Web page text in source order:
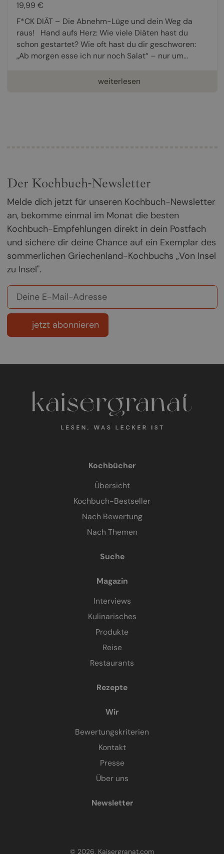
19,99 €
F*CK DIÄT – Die Abnehm-Lüge und dein Weg da
raus! Hand aufs Herz: Wie viele Diäten hast du
schon gestartet? Wie oft hast du dir geschworen:
„Ab morgen esse ich nur noch Salat“ – nur um...
weiterlesen
Der Kochbuch-Newsletter
Melde dich jetzt für unseren Kochbuch-Newsletter
an, bekomme einmal im Monat die besten
Kochbuch-Empfehlungen direkt in dein Postfach
und sichere dir deine Chance auf ein Exemplar des
sommerlichen Griechenland-Kochbuchs „Von Insel
zu Insel".
jetzt abonnieren
Kochbücher
Übersicht
Kochbuch-Bestseller
Nach Bewertung
Nach Themen
Suche
Magazin
Interviews
Kulinarisches
Produkte
Reise
Restaurants
Rezepte
Wir
Bewertungskriterien
Kontakt
Presse
Über uns
Newsletter
© 2026, Kaisergranat.com